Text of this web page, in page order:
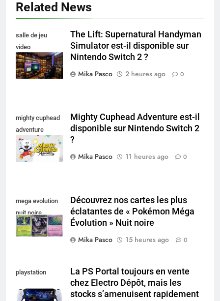
Related News
salle de jeu
video
collectionneur
The Lift: Supernatural Handyman
Simulator est-il disponible sur
Nintendo Switch 2 ?
Mika Pasco
2 heures ago 0
mighty cuphead
adventure
nintendo switch
Mighty Cuphead Adventure est-il
disponible sur Nintendo Switch 2
?
Mika Pasco
11 heures ago 0
mega evolution
nuit noire
Découvrez nos cartes les plus
éclatantes de « Pokémon Méga
Évolution » Nuit noire
Mika Pasco
15 heures ago 0
playstation
La PS Portal toujours en vente
chez Electro Dépôt, mais les
stocks s’amenuisent rapidement